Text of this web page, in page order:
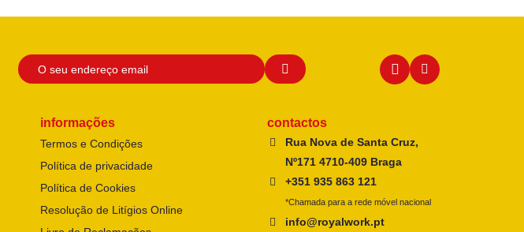
informações
Termos e Condições
Política de privacidade
Política de Cookies
Resolução de Litígios Online
contactos
Rua Nova de Santa Cruz,
Nº171 4710-409 Braga
+351 935 863 121
*Chamada para a rede móvel nacional
info@royalwork.pt